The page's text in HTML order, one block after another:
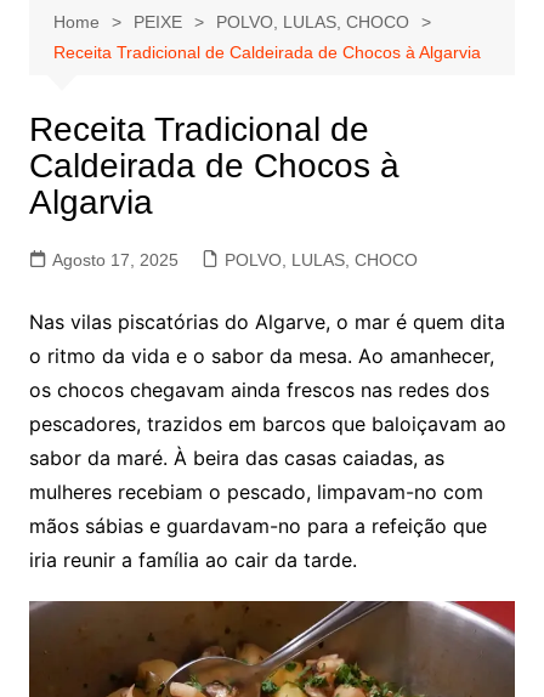
Home PEIXE
POLVO, LULAS, CHOCO
Receita Tradicional de Caldeirada de Chocos à Algarvia
Receita Tradicional de
Caldeirada de Chocos à
Algarvia
Agosto 17, 2025 POLVO, LULAS, CHOCO
Nas vilas piscatórias do Algarve, o mar é quem dita
o ritmo da vida e o sabor da mesa. Ao amanhecer,
os chocos chegavam ainda frescos nas redes dos
pescadores, trazidos em barcos que baloiçavam ao
sabor da maré. À beira das casas caiadas, as
mulheres recebiam o pescado, limpavam-no com
mãos sábias e guardavam-no para a refeição que
iria reunir a família ao cair da tarde.